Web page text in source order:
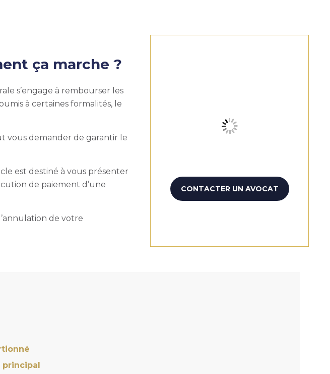
ça marche ?
s’engage à rembourser les
à certaines formalités, le
vous demander de garantir le
est destiné à vous présenter
de paiement d’une
de votre
CONTACTER UN AVOCAT
principal